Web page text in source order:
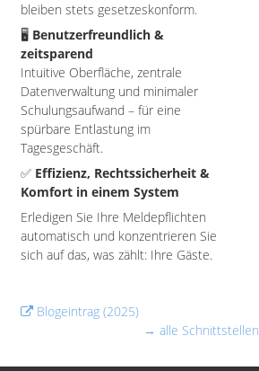
bleiben stets gesetzeskonform.
🖥️ Benutzerfreundlich &
zeitsparend
Intuitive Oberfläche, zentrale
Datenverwaltung und minimaler
Schulungsaufwand – für eine
spürbare Entlastung im
Tagesgeschäft.
✅ Effizienz, Rechtssicherheit &
Komfort in einem System
Erledigen Sie Ihre Meldepflichten
automatisch und konzentrieren Sie
sich auf das, was zählt: Ihre Gäste.
Blogeintrag (2025)
→ alle Schnittstellen